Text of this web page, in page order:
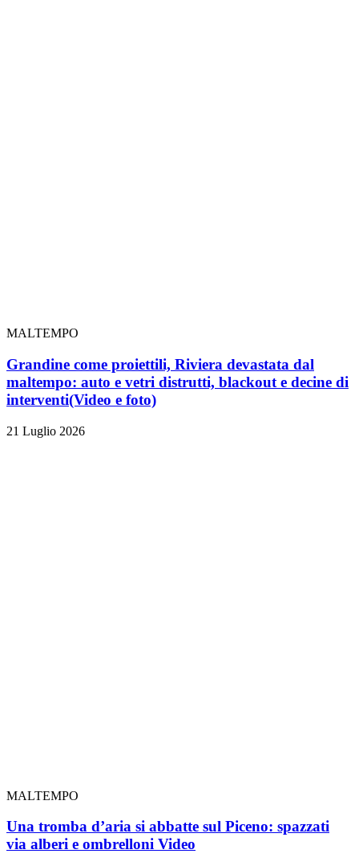
MALTEMPO
Grandine come proiettili, Riviera devastata dal
maltempo: auto e vetri distrutti, blackout e decine di
interventi(Video e foto)
21 Luglio 2026
MALTEMPO
Una tromba d’aria si abbatte sul Piceno: spazzati
via alberi e ombrelloni Video